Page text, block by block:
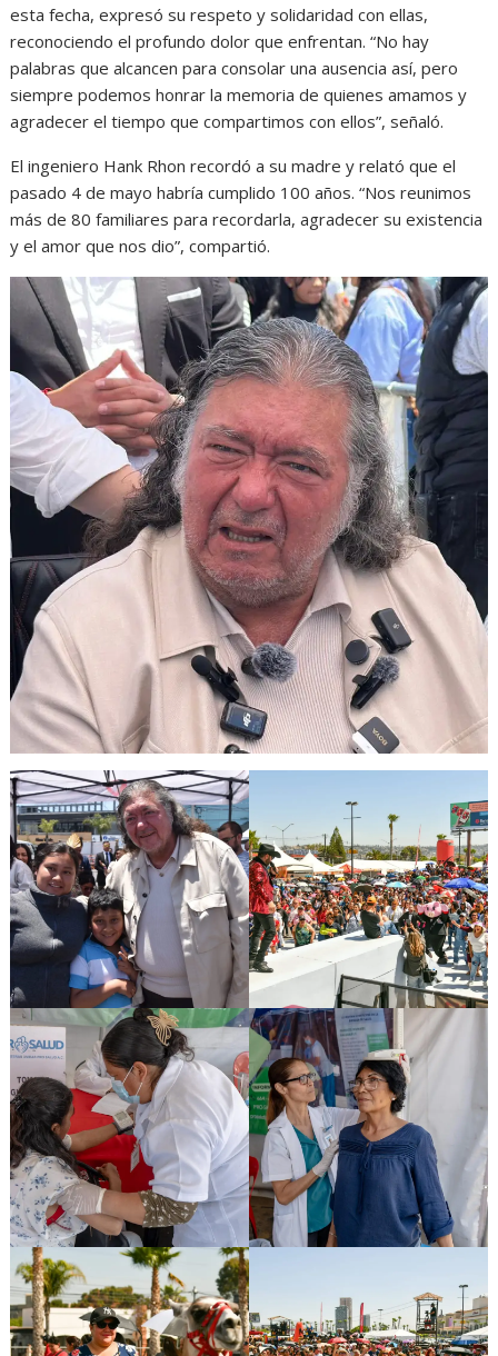
esta fecha, expresó su respeto y solidaridad con ellas,
reconociendo el profundo dolor que enfrentan. “No hay
palabras que alcancen para consolar una ausencia así, pero
siempre podemos honrar la memoria de quienes amamos y
agradecer el tiempo que compartimos con ellos”, señaló.
El ingeniero Hank Rhon recordó a su madre y relató que el
pasado 4 de mayo habría cumplido 100 años. “Nos reunimos
más de 80 familiares para recordarla, agradecer su existencia
y el amor que nos dio”, compartió.